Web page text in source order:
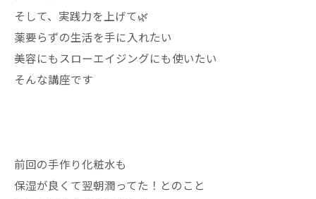
そして、実践力を上げて🌿
薬要らずの生活を手に入れたい
美容にもスローエイジングにも使いたい
そんな講座です
前回の手作り化粧水も
保湿が良くて翌朝潤ってた！とのこと